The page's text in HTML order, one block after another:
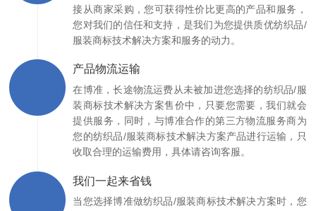
接从商家采购，您可获得性价比更高的产品和服务，
您对我们的信任和支持，是我们为您提供质优纺织品/
服装商标技术解决方案和服务的动力。
产品物流运输
在博准，长途物流运费从未被加进您选择的纺织品/服
装商标技术解决方案售价中，只要您需要，我们就会
提供服务，同时，与博准合作的第三方物流服务商为
您的纺织品/服装商标技术解决方案产品进行运输，只
收取合理的运输费用，具体请咨询客服。
我们一起来省钱
当您选择博准做纺织品/服装商标技术解决方案时，您